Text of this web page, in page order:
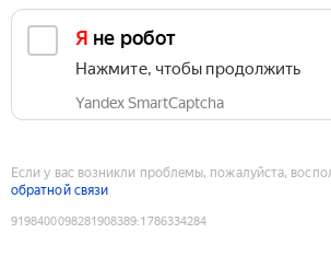
Я не робот
Нажмите, чтобы продолжить
Yandex SmartCaptcha
Если у вас возникли проблемы, пожалуйста,
обратной связи
9198400098281908389:1786334284